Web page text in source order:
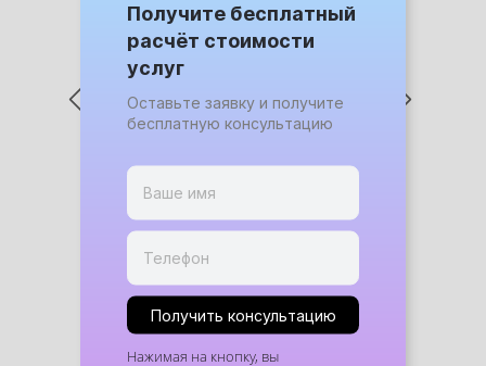
Получите бесплатный
расчёт стоимости
услуг
Оставьте заявку и получите
бесплатную консультацию
Получить консультацию
Нажимая на кнопку, вы